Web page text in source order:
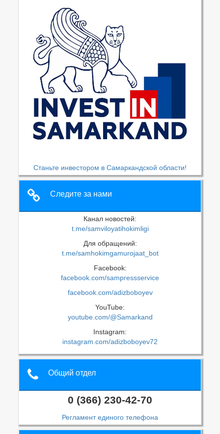
Станьте инвестором в Самаркандской области!
Следите за нами
Канал новостей:
t.me/samviloyatihokimligi
Для обращений:
t.me/samhokimgamurojaat_bot
Facebook:
facebook.com/sampressservice
facebook.com/adizboboyev
YouTube:
youtube.com/@Samarkand
Instagram:
instagram.com/adizboboyev72
Общий отдел
0 (366) 230-42-70
Регламент единого телефона